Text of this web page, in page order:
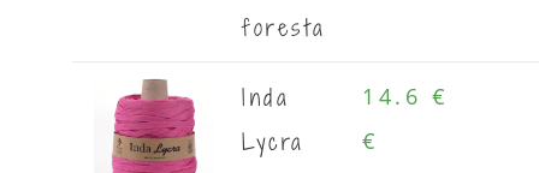
foresta
Inda
Lycra
14.6 €
€